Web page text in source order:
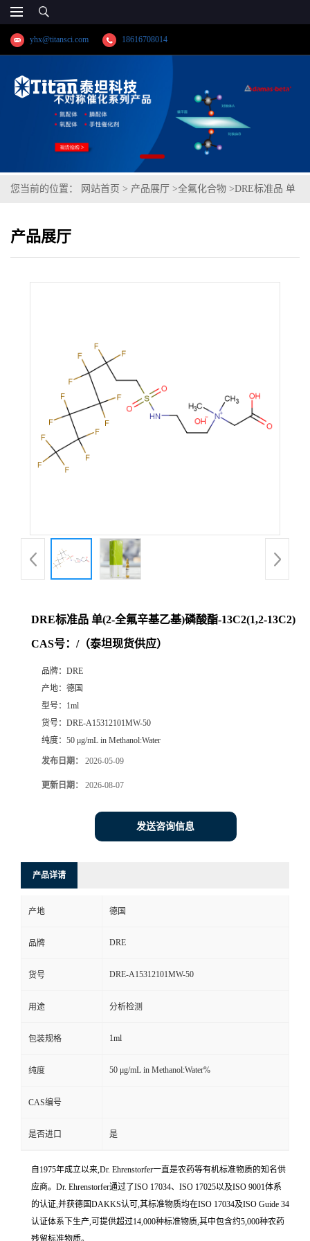
yhx@titansci.com 18616708014
您当前的位置： 网站首页 > 产品展厅 >全氟化合物 >DRE标准品 单
应）
产品展厅
DRE标准品 单(2-全氟辛基乙基)磷酸酯-13C2(1,2-13C2)
CAS号：/（泰坦现货供应）
品牌： DRE
产地： 德国
型号： 1ml
货号： DRE-A15312101MW-50
纯度： 50 μg/mL in Methanol:Water
发布日期： 2026-05-09
更新日期： 2026-08-07
发送咨询信息
产品详请
产地 德国
品牌 DRE
货号 DRE-A15312101MW-50
用途 分析检测
包装规格 1ml
纯度 50 μg/mL in Methanol:Water%
CAS编号
是否进口 是
自1975年成立以来,Dr. Ehrenstorfer一直是农药等有机标准物质的知名供
应商。Dr. Ehrenstorfer通过了ISO 17034、ISO 17025以及ISO 9001体系
的认证,并获德国DAKKS认可,其标准物质均在ISO 17034及ISO Guide 34
认证体系下生产,可提供超过14,000种标准物质,其中包含约5,000种农药
残留标准物质。